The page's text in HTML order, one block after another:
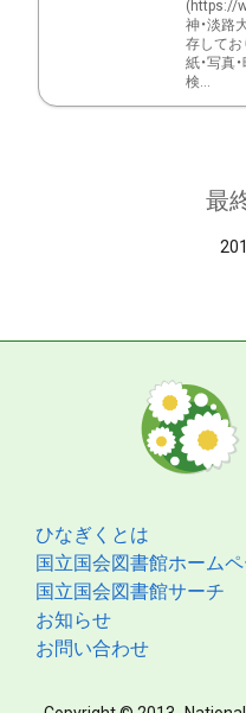
(https://
神・淡路
存してお
紙・写真
検...
最
ひなぎくとは
国立国会図書館ホーム
国立国会図書館サーチ
お知らせ
お問い合わせ